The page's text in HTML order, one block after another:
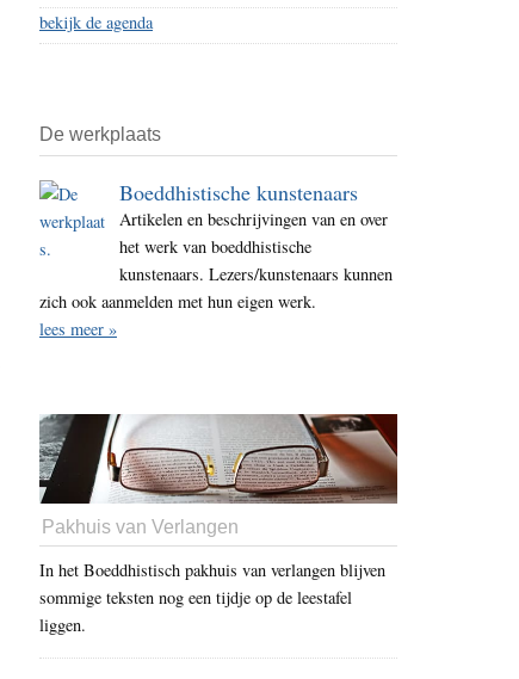
bekijk de agenda
De werkplaats
Boeddhistische kunstenaars
Artikelen en beschrijvingen van en over
het werk van boeddhistische
kunstenaars. Lezers/kunstenaars kunnen
zich ook aanmelden met hun eigen werk.
lees meer »
Pakhuis van Verlangen
In het Boeddhistisch pakhuis van verlangen blijven
sommige teksten nog een tijdje op de leestafel
liggen.